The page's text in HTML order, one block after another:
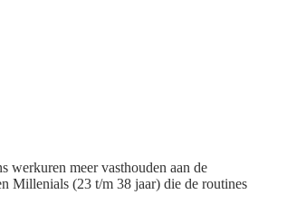
werkuren meer vasthouden aan de
Millenials (23 t/m 38 jaar) die de routines